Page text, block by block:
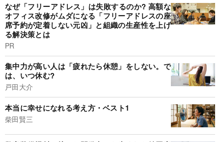
なぜ「フリーアドレス」は失敗するのか? 高額な
オフィス改修がムダになる「フリーアドレスの座
席予約が定着しない元凶」と組織の生産性を上げ
る解決策とは
PR
集中力が高い人は「疲れたら休憩」をしない。で
は、いつ休む?
戸田大介
本当に幸せになれる考え方・ベスト1
柴田賢三